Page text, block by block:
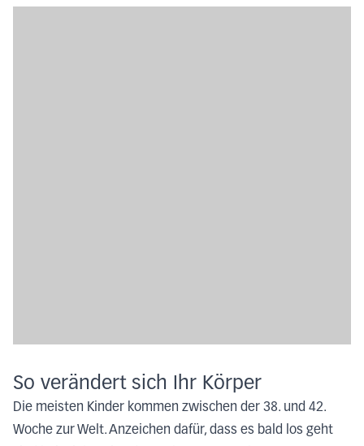
So verändert sich Ihr Körper
Die meisten Kinder kommen zwischen der 38. und 42.
Woche zur Welt. Anzeichen dafür, dass es bald los geht